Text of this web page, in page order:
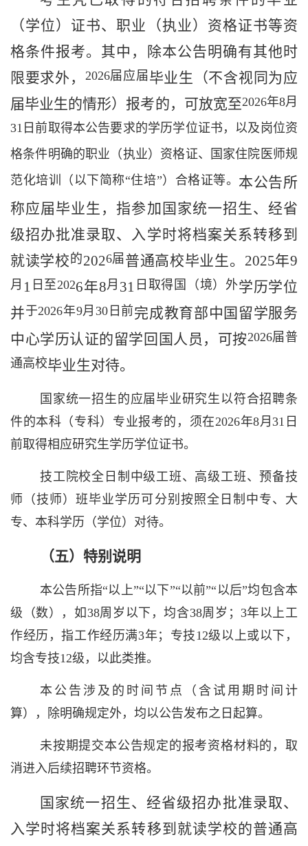
（学位）证书、职业（执业）资格证书等资
格条件报考。其中，除本公告明确有其他时
限要求外 ， 2026届应届 毕业生（不含视同为应
届毕业生的情形）报考的，可放宽至2026年8月
31 日前取得本公告要求的学历学位证书，以及岗位资
格条件明确的职业（执业）资格证、国家住院医师规
范化培训（以下简称“住培”）合格证等。 本公告所
称应届毕业生，指参加国家统一招生、经省
级招办批准录取、入学时将档案关系转移到
就读学校 的2026届 普通高校毕业生。 2025年9
月 1 日至2026年8月 31 日取得国（境）外学历学位
并于2026年9月30 日前完成教育部中国留学服务
中心学历认证的留学回国人员 ，可按2026届普
通高校毕业生对待。
国家统一招生的应届毕业研究生以符合招聘条
件的本科（专科）专业报考的， 须在2026年8月31 日
前取得相应研究生学历学位证书。
技工院校全日制中级工班、高级工班、预备技
师（技师）班毕业学历可分别按照全日制中专、大
专、本科学历（学位）对待。
（五）特别说明
本公告所指“以上”“以下”“以前”“以后”均包含本
级（数），如38周岁以下，均含38周岁； 3年以上工
作经历，指工作经历满3年；专技12级以上或以下，
均含专技12级，以此类推。
本公告涉及的时间节点（含试用期时间计
算），除明确规定外，均以公告发布之日起算。
未按期提交本公告规定的报考资格材料的，取
消进入后续招聘环节资格。
国家统一招生、经省级招办批准录取、
入学时将档案关系转移到就读学校的普通高